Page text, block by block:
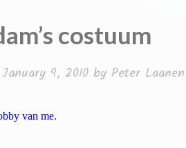
costuum
January 9, 2010by Peter Laanen
van me.